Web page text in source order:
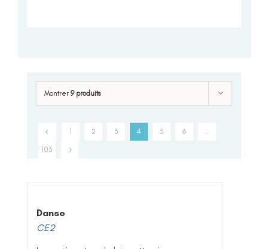
Montrer 9 produits
1 2 3 4 5 6
103
Danse
CE2